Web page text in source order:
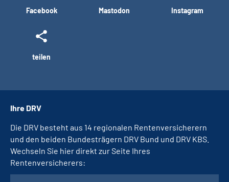
Facebook Mastodon Instagram
teilen
Ihre DRV
Die DRV besteht aus 14 regionalen Rentenversicherern
und den beiden Bundesträgern DRV Bund und DRV KBS.
Wechseln Sie hier direkt zur Seite Ihres
Rentenversicherers: